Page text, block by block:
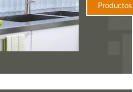
Productos